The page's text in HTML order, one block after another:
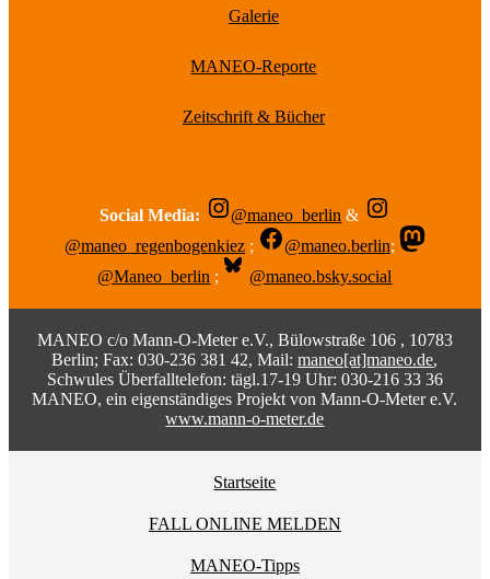
Galerie
MANEO-Reporte
Zeitschrift & Bücher
Social Media: @maneo_berlin &
@maneo_regenbogenkiez ; @maneo.berlin;
@Maneo_berlin ; @maneo.bsky.social
MANEO c/o Mann-O-Meter e.V., Bülowstraße 106 , 10783
Berlin; Fax: 030-236 381 42, Mail:maneo[at]maneo.de,
Schwules Überfalltelefon: tägl.17-19 Uhr: 030-216 33 36
MANEO, ein eigenständiges Projekt von Mann-O-Meter e.V.
www.mann-o-meter.de
Startseite
FALL ONLINE MELDEN
MANEO-Tipps